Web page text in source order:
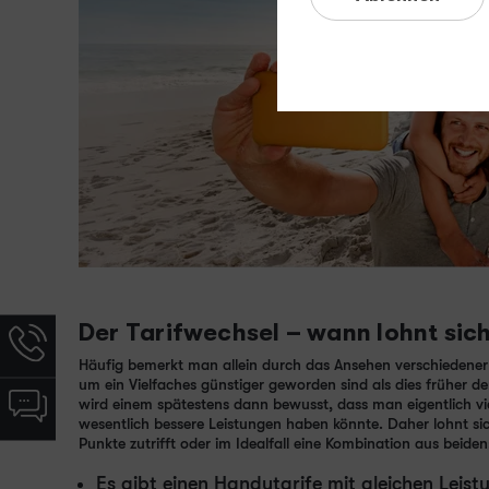
Der Tarifwechsel – wann lohnt
Häufig bemerkt man allein durch das Ansehen
um ein Vielfaches günstiger geworden sind als dies früher
wird einem spätestens dann bewusst, dass man eigentlich
wesentlich bessere Leistungen haben könnte. Daher lohnt
Punkte zutrifft oder im Idealfall eine Kombination aus
Es gibt einen Handytarife mit gleichen
Hotline-
Informationen
werden
angezeigt
Chat-
Informationen
werden